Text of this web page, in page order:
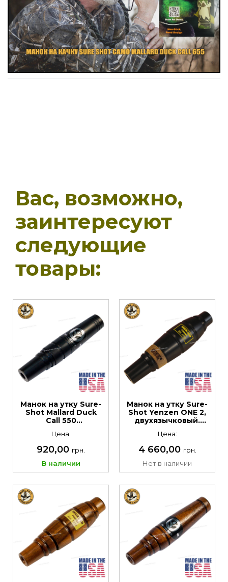
Вас, возможно,
заинтересуют
следующие
товары:
Манок на утку Sure-
Shot Mallard Duck
Call 550
Материал: ABS
пластик
Цена:
920,00 грн.
В наличии
Манок на утку Sure-
Shot Yenzen ONE 2,
двухязычковый.
ацеталь
Цена:
4 660,00 грн.
Нет в наличии